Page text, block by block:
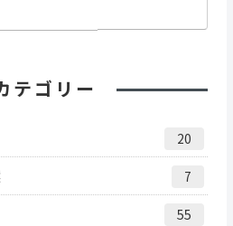
テゴリー
20
7
55